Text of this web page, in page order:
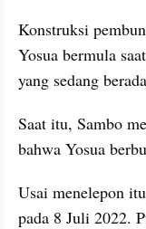
Konstruksi
Yosua bermula
yang sedang
Saat itu, Sambo
bahwa Yosua
Usai menelepon
pada 8 Juli 2022.